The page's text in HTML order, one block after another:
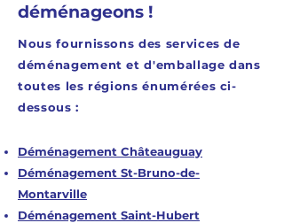
déménageons !
Nous fournissons des services de
déménagement et d'emballage dans
toutes les régions énumérées ci-
dessous :
Déménagement Châteauguay
Déménagement St-Bruno-de-
Montarville
Déménagement Saint-Hubert